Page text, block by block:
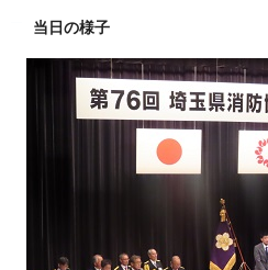
当日の様子